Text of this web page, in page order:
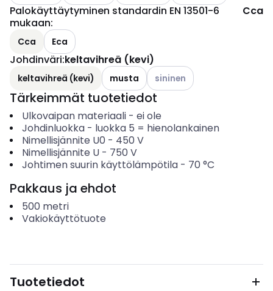
Palokäyttäytyminen standardin EN 13501-6
mukaan:
Cca
Cca Eca
Johdinväri:keltavihreä (kevi)
keltavihreä (kevi) musta Katso käytettävissä olevat
sininen
Tärkeimmät tuotetiedot
Ulkovaipan materiaali- ei ole
Johdinluokka- luokka 5 = hienolankainen
Nimellisjännite U0 - 450 V
Nimellisjännite U- 750 V
Johtimen suurin käyttölämpötila- 70 °C
Pakkaus ja ehdot
500 metri
Vakiokäyttötuote
Tuotetiedot